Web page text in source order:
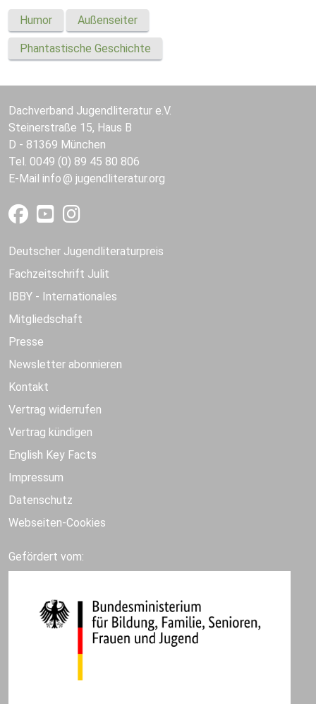
Humor Außenseiter
Phantastische Geschichte
Dachverband Jugendliteratur e.V.
Steinerstraße 15, Haus B
D - 81369 München
Tel. 0049 (0) 89 45 80 806
E-Mail info jugendliteratur.org
Deutscher Jugendliteraturpreis
Fachzeitschrift Julit
IBBY - Internationales
Mitgliedschaft
Presse
Newsletter abonnieren
Kontakt
Vertrag widerrufen
Vertrag kündigen
English Key Facts
Impressum
Datenschutz
Webseiten-Cookies
Gefördert vom: